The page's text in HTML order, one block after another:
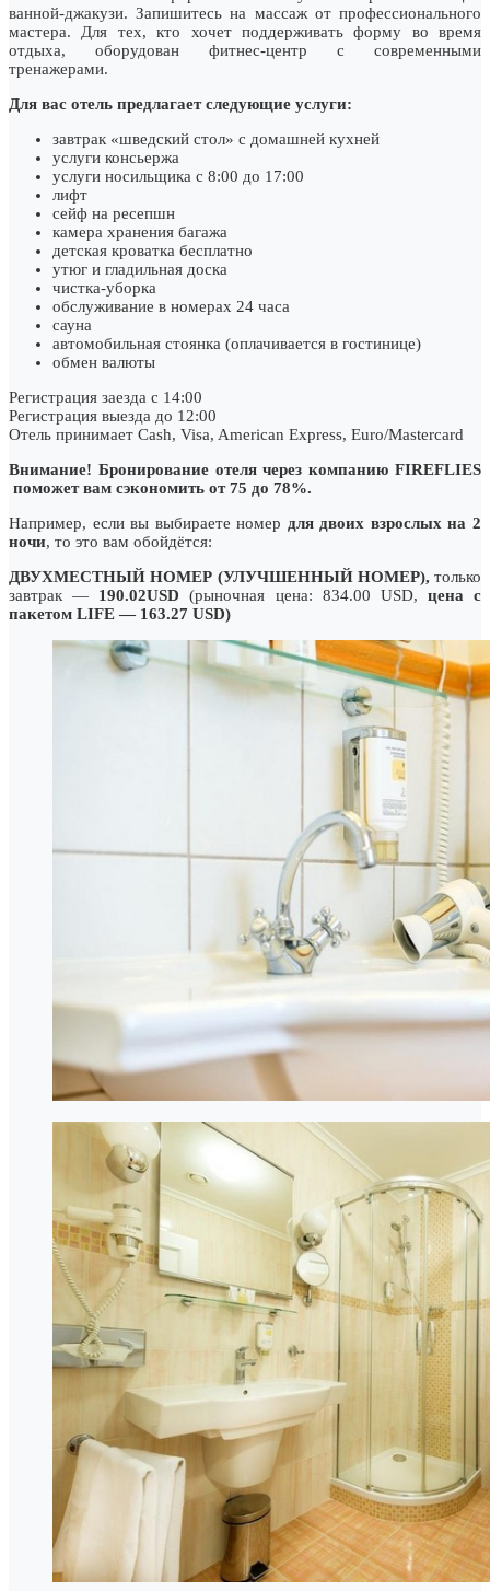
ванной-джакузи. Запишитесь на массаж от профессионального
мастера. Для тех, кто хочет поддерживать форму во время
отдыха, оборудован фитнес-центр с современными
тренажерами.
Для вас отель предлагает следующие услуги:
завтрак «шведский стол» с домашней кухней
услуги консьержа
услуги носильщика с 8:00 до 17:00
лифт
сейф на ресепшн
камера хранения багажа
детская кроватка бесплатно
утюг и гладильная доска
чистка-уборка
обслуживание в номерах 24 часа
сауна
автомобильная стоянка (оплачивается в гостинице)
обмен валюты
Регистрация заезда с 14:00
Регистрация выезда до 12:00
Отель принимает Cash, Visa, American Express, Euro/Mastercard
Внимание! Бронирование отеля через компанию FIREFLIES
поможет вам сэкономить от 75 до 78%.
Например, если вы выбираете номер для двоих взрослых на 2
ночи, то это вам обойдётся:
ДВУХМЕСТНЫЙ НОМЕР (УЛУЧШЕННЫЙ НОМЕР), только
завтрак — 190.02USD (рыночная цена: 834.00 USD, цена с
пакетом LIFE — 163.27 USD)